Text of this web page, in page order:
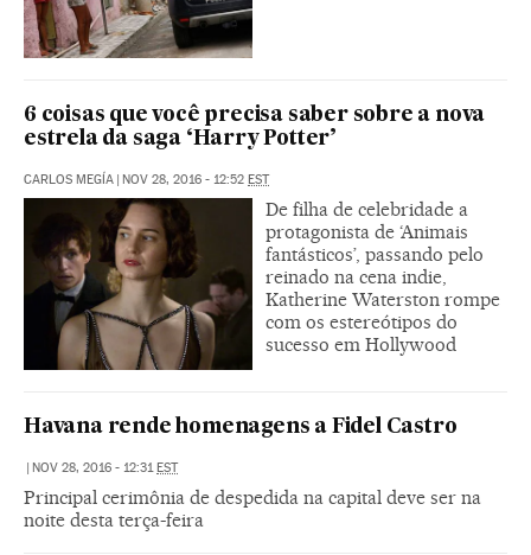
6 coisas que você precisa saber sobre a nova
estrela da saga ‘Harry Potter’
CARLOS MEGÍA | NOV 28, 2016 - 12:52 EST
De filha de celebridade a
protagonista de ‘Animais
fantásticos’, passando pelo
reinado na cena indie,
Katherine Waterston rompe
com os estereótipos do
sucesso em Hollywood
Havana rende homenagens a Fidel Castro
| NOV 28, 2016 - 12:31EST
Principal cerimônia de despedida na capital deve ser na
noite desta terça-feira